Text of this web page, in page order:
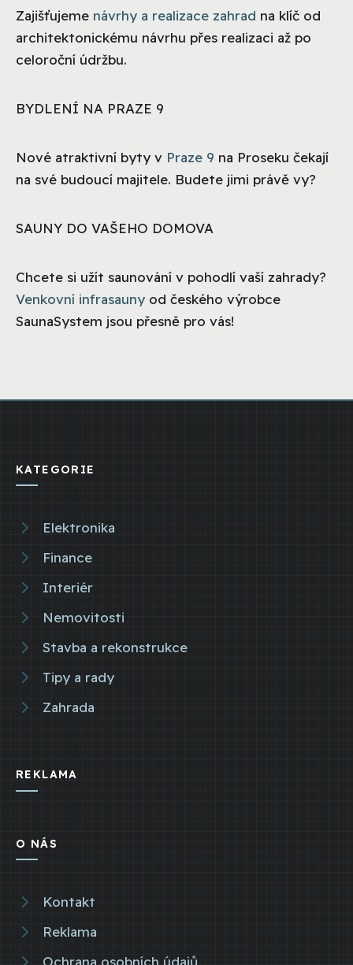
Zajišťujeme návrhy a realizace zahrad na klíč od
architektonickému návrhu přes realizaci až po
celoroční údržbu.
BYDLENÍ NA PRAZE 9
Nové atraktivní byty v Praze 9 na Proseku čekají
na své budoucí majitele. Budete jimi právě vy?
SAUNY DO VAŠEHO DOMOVA
Chcete si užít saunování v pohodlí vaší zahrady?
Venkovní infrasauny od českého výrobce
SaunaSystem jsou přesně pro vás!
KATEGORIE
Elektronika
Finance
Interiér
Nemovitosti
Stavba a rekonstrukce
Tipy a rady
Zahrada
REKLAMA
O NÁS
Kontakt
Reklama
Ochrana osobních údajů